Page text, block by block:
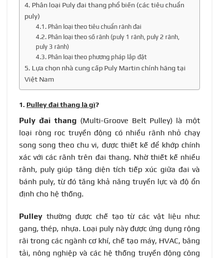
4. Phân loại Puly đai thang phổ biến (các tiêu chuẩn
puly)
4.1. Phân loại theo tiêu chuẩn rãnh đai
4.2. Phân loại theo số rãnh (puly 1 rãnh, puly 2 rãnh,
puly 3 rãnh)
4.3. Phân loại theo phương pháp lắp đặt
5. Lựa chọn nhà cung cấp Puly Martin chính hãng tại
Việt Nam
1. Pulley đai thang là gì?
Puly đai thang (Multi-Groove Belt Pulley) là một
loại ròng rọc truyền động có nhiều rãnh nhỏ chạy
song song theo chu vi, được thiết kế để khớp chính
xác với các rãnh trên đai thang. Nhờ thiết kế nhiều
rãnh, puly giúp tăng diện tích tiếp xúc giữa đai và
bánh puly, từ đó tăng khả năng truyền lực và độ ổn
định cho hệ thống.
Pulley thường được chế tạo từ các vật liệu như:
gang, thép, nhựa. Loại puly này được ứng dụng rộng
rãi trong các ngành cơ khí, chế tạo máy, HVAC, băng
tải, nông nghiệp và các hệ thống truyền động công